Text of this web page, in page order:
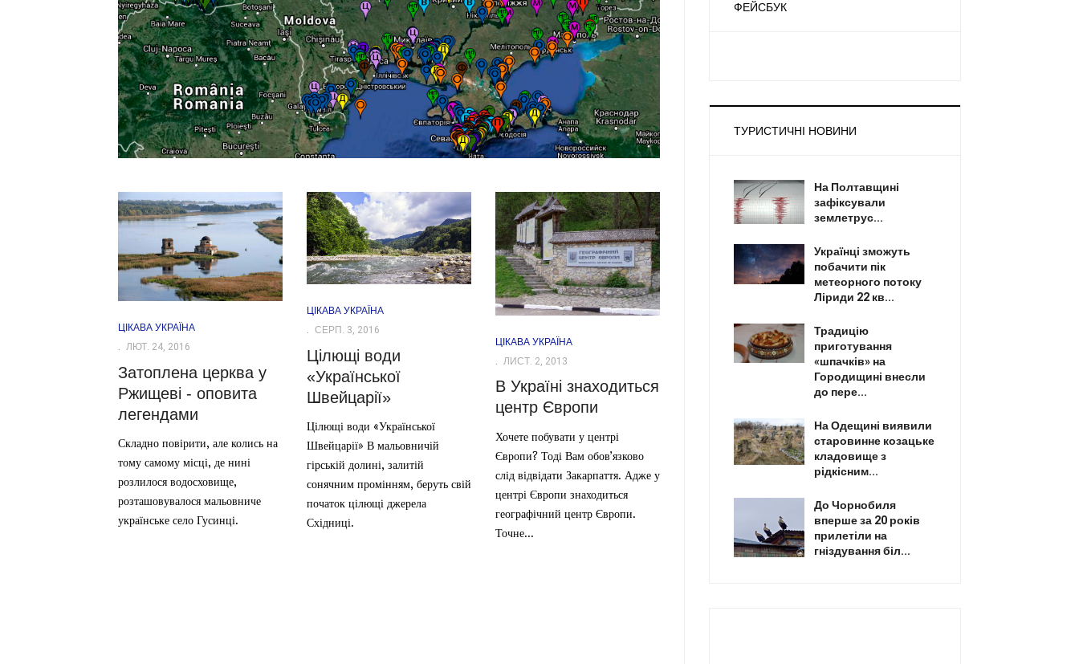
ЦІКАВА УКРАЇНА
ЛЮТ. 24, 2016
Затоплена церква у
Ржищеві - оповита
легендами
Складно повірити, але колись на
тому самому місці, де нині
розлилося водосховище,
розташовувалося мальовниче
українське село Гусинці.
ЦІКАВА УКРАЇНА
СЕРП. 3, 2016
Цілющі води
«Української
Швейцарії»
Цілющі води «Української
Швейцарії» В мальовничій
гірській долині, залитій
сонячним промінням, беруть свій
початок цілющі джерела
Східниці.
ЦІКАВА УКРАЇНА
ЛИСТ. 2, 2013
В Україні знаходиться
центр Європи
Хочете побувати у центрі
Європи? Тоді Вам обов’язково
слід відвідати Закарпаття. Адже у
центрі Європи знаходиться
географічний центр Європи.
Точне...
ФЕЙСБУК
ТУРИСТИЧНІ НОВИНИ
На Полтавщині
зафіксували
землетрус...
Українці зможуть
побачити пік
метеорного потоку
Ліриди 22 кв...
Традицію
приготування
«шпачків» на
Городищині внесли
до пере...
На Одещині виявили
старовинне козацьке
кладовище з
рідкісним...
До Чорнобиля
вперше за 20 років
прилетіли на
гніздування біл...